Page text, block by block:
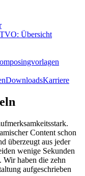
Übersicht
DownloadsKarriere
Content schon
überzeugt aus jeder
wenige Sekunden
haben die zehn
aufgeschrieben